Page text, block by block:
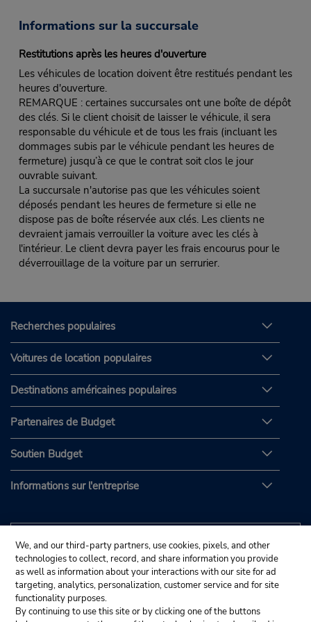
Informations sur la succursale
Restitutions après les heures d'ouverture
Les véhicules de location doivent être restitués pendant les
heures d'ouverture.
REMARQUE : certaines succursales ont une boîte de dépôt
des clés. Si le client choisit de laisser le véhicule, il sera
responsable du véhicule et de tous les frais (incluant les
dommages subis par le véhicule pendant les heures de
fermeture) jusqu’à ce que le contrat soit clos le jour
ouvrable suivant.
La succursale n'autorise pas que les véhicules soient
déposés pendant les heures de fermeture si elle ne
dispose pas de boîte réservée aux clés. Les clients ne
devraient jamais verrouiller la voiture avec les clés à
l'intérieur. Le client devra payer les frais encourus pour le
déverrouillage de la voiture par un serrurier.
Recherches populaires
Voitures de location populaires
Destinations américaines populaires
Partenaires de Budget
Soutien Budget
Informations sur l'entreprise
We, and our third-party partners, use cookies, pixels, and other
technologies to collect, record, and share information you provide
as well as information about your interactions with our site for ad
targeting, analytics, personalization, customer service and for site
functionality purposes.
By continuing to use this site or by clicking one of the buttons